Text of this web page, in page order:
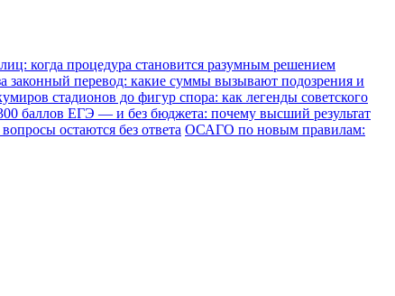
когда процедура становится разумным решением
законный перевод: какие суммы вызывают подозрения и
стадионов до фигур спора: как легенды советского
баллов ЕГЭ — и без бюджета: почему высший результат
остаются без ответа ОСАГО по новым правилам: